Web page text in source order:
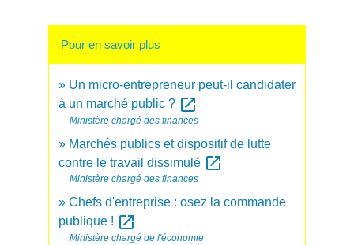
Pour en savoir plus
Un micro-entrepreneur peut-il candidater
à un marché public ? open_in_new
Ministère chargé des finances
Marchés publics et dispositif de lutte
contre le travail dissimulé open_in_new
Ministère chargé des finances
Chefs d'entreprise : osez la commande
publique ! open_in_new
Ministère chargé de l'économie